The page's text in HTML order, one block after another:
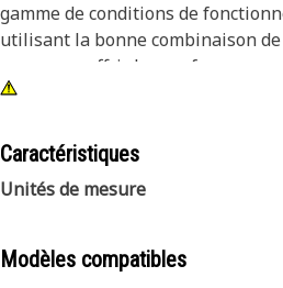
gamme de conditions de
utilisant la bonne combinaison
pour vous offrir les performances
votre application.
Caractéristiques
Unités de mesure
Modèles compatibles